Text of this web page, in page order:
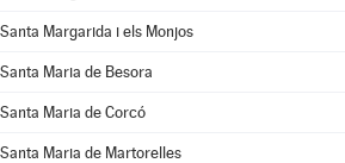
Santa Margarida i els Monjos
Santa Maria de Besora
Santa Maria de Corcó
Santa Maria de Martorelles